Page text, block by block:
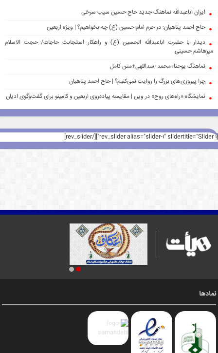
ایران اباعبدالله نماهنگ جدید حاج حسین سیب سرخی
حاج احمد پناهیان: در حرم امام حسین (ع) چه بخواهیم؟ | ویژه اربعین
دیدار با حضرت اباعبدالله الحسین (ع) و راهکار استجابت حاجات/ حجت الاسلام
میرهاشم حسینی
نماهنگ یوحنا؛ محمد اسداللهی+متن کامل
چرا پیروزی‌های بزرگ را روایت نمی‌کنیم؟ | حاج احمد پناهیان
نمایشگاه «راه‌های روح» در وین | مقایسه پیاده‌روی اربعین و کامینو برای گفت‌وگوی ادیان
[rev_slider alias="slider-1" slidertitle="Slider 1"][/rev_slider]
نمادها